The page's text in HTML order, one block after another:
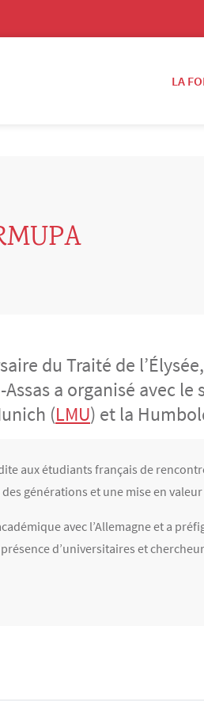
LA
du Traité de
a organisé avec
(LMU) et la
aux étudiants français de
générations et une mise en
avec l’Allemagne et a
d’universitaires et